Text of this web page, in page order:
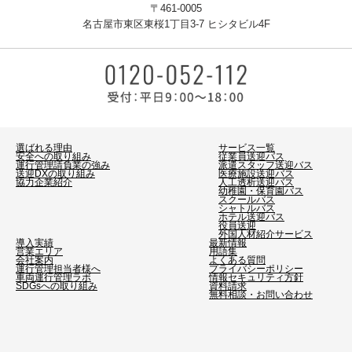
選ばれる理由
安全への取り組み
運行管理請負業の強み
送迎DXの取り組み
協力企業紹介
サービス一覧
従業員送迎バス
派遣スタッフ送迎バス
医療施設送迎バス
人工透析送迎バス
幼稚園・保育園バス
スクールバス
シャトルバス
ホテル送迎バス
役員送迎
外国人材紹介サービス
導入実績
営業エリア
会社案内
運行管理担当者様へ
車両運行管理ラボ
SDGsへの取り組み
最新情報
用語集
よくある質問
プライバシーポリシー
情報セキュリティ方針
資料請求
無料相談・お問い合わせ
〒461-0005
名古屋市東区東桜1丁目3-7 ヒシタビル4F